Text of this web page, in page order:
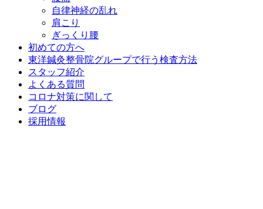
自律神経の乱れ
肩こり
ぎっくり腰
初めての方へ
東洋鍼灸整骨院グループで行う検査方法
スタッフ紹介
よくある質問
コロナ対策に関して
ブログ
採用情報